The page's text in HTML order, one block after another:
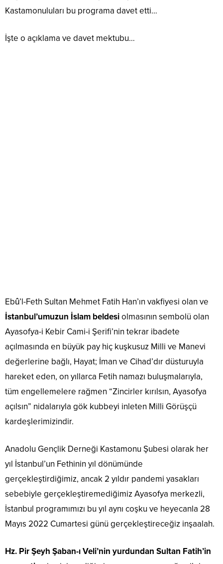
Kastamonuluları bu programa davet etti…
İşte o açıklama ve davet mektubu…
Ebû’l-Feth Sultan Mehmet Fatih Han’ın vakfiyesi olan ve
İstanbul’umuzun İslam beldesiolmasının sembolü olan
Ayasofya-i Kebir Cami-i Şerifi’nin tekrar ibadete
açılmasında en büyük pay hiç kuşkusuz Milli ve Manevi
değerlerine bağlı, Hayat; İman ve Cihad’dır düsturuyla
hareket eden, on yıllarca Fetih namazı buluşmalarıyla,
tüm engellemelere rağmen “Zincirler kırılsın, Ayasofya
açılsın” nidalarıyla gök kubbeyi inleten Milli Görüşçü
kardeşlerimizindir.
Anadolu Gençlik Derneği Kastamonu Şubesi olarak her
yıl İstanbul’un Fethinin yıl dönümünde
gerçekleştirdiğimiz, ancak 2 yıldır pandemi yasakları
sebebiyle gerçekleştiremediğimiz Ayasofya merkezli,
İstanbul programımızı bu yıl aynı coşku ve heyecanla 28
Mayıs 2022 Cumartesi günü gerçekleştireceğiz inşaalah.
Hz. Pir Şeyh Şaban-ı Veli’nin yurdundan Sultan Fatih’in